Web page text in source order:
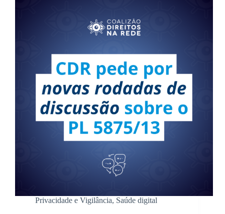
Privacidade e Vigilância, Saúde digital